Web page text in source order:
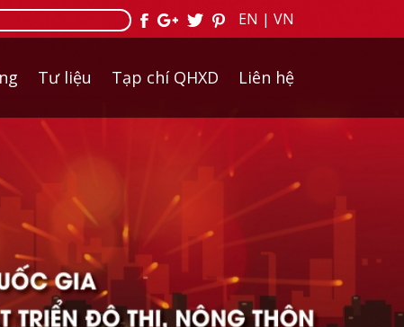
EN | VN
Tư liệu Tạp chí QHXD Liên hệ